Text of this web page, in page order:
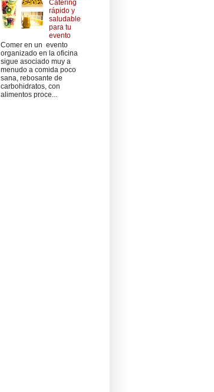
Cátering
rápido y
saludable
para tu
evento
Comer en un evento
organizado en la oficina
sigue asociado muy a
menudo a comida poco
sana, rebosante de
carbohidratos, con
alimentos proce...